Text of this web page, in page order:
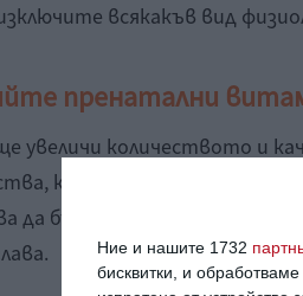
Ние и нашите 1732
бисквитки, и
всякакъв вид
пренатални
увеличи количеството и
които доставяте на
да бъдат предписани от